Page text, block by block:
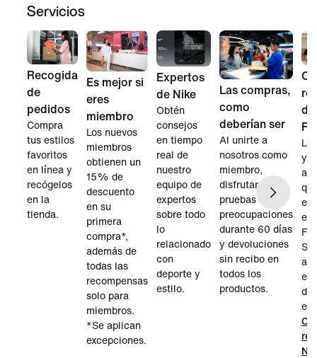
Servicios
Recogida
de
pedidos
Compra
tus estilos
favoritos
en línea y
recógelos
en la
tienda.
Es mejor si
eres
miembro
Los nuevos
miembros
obtienen un
15% de
descuento
en su
primera
compra*,
además de
todas las
recompensas
solo para
miembros.
*Se aplican
excepciones.
Expertos
de Nike
Obtén
consejos
en tiempo
real de
nuestro
equipo de
expertos
sobre todo
lo
relacionado
con
deporte y
estilo.
Las compras,
como
deberían ser
Al unirte a
nosotros como
miembro,
disfrutarás de
pruebas sin
preocupaciones
durante 60 días
y devoluciones
sin recibo en
todos los
productos.
de
y
en
en